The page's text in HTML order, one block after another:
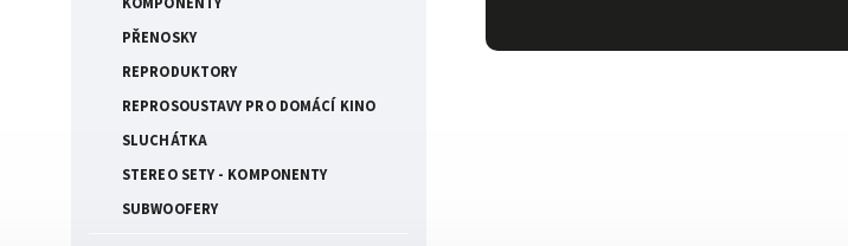
PŘENOSKY
REPRODUKTORY
REPROSOUSTAVY PRO DOMÁCÍ KINO
SLUCHÁTKA
STEREO SETY - KOMPONENTY
SUBWOOFERY